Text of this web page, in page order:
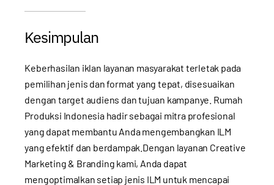
Kesimpulan
Keberhasilan iklan layanan masyarakat terletak pada
pemilihan jenis dan format yang tepat, disesuaikan
dengan target audiens dan tujuan kampanye. Rumah
Produksi Indonesia hadir sebagai mitra profesional
yang dapat membantu Anda mengembangkan ILM
yang efektif dan berdampak.Dengan layanan Creative
Marketing & Branding kami, Anda dapat
mengoptimalkan setiap jenis ILM untuk mencapai